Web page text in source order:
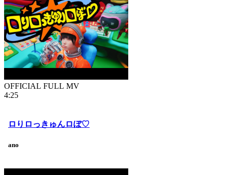
OFFICIAL FULL MV
4:25
ロりロっきゅんロぼ♡
ano